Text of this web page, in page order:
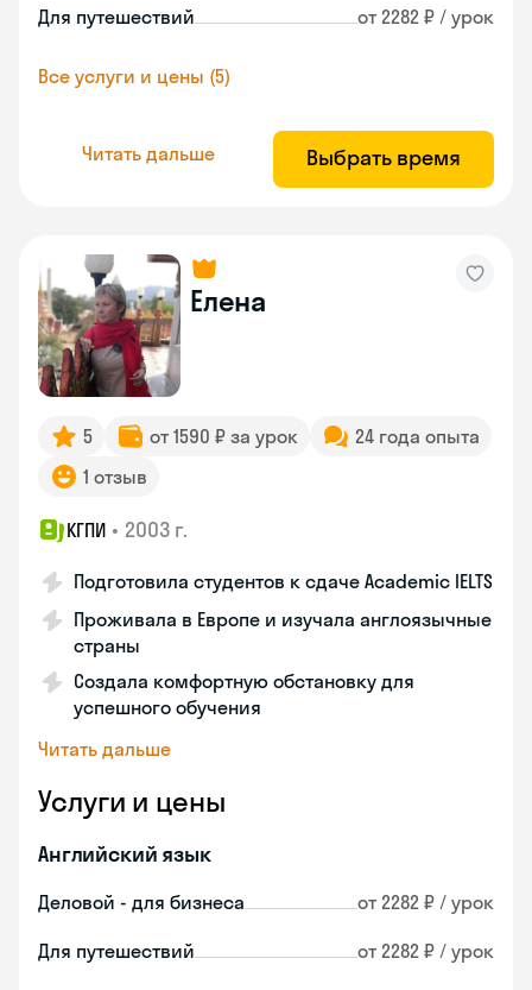
Для путешествий от 2282 ₽ / урок
Все услуги и цены (5)
Читать дальше Выбрать время
Елена
5 от 1590 ₽ за урок
24 года опыта
1 отзыв
КГПИ • 2003 г.
Подготовила студентов к сдаче Academic IELTS
Проживала в Европе и изучала англоязычные
страны
Создала комфортную обстановку для
успешного обучения
Читать дальше
Услуги и цены
Английский язык
Деловой - для бизнеса от 2282 ₽ / урок
Для путешествий от 2282 ₽ / урок